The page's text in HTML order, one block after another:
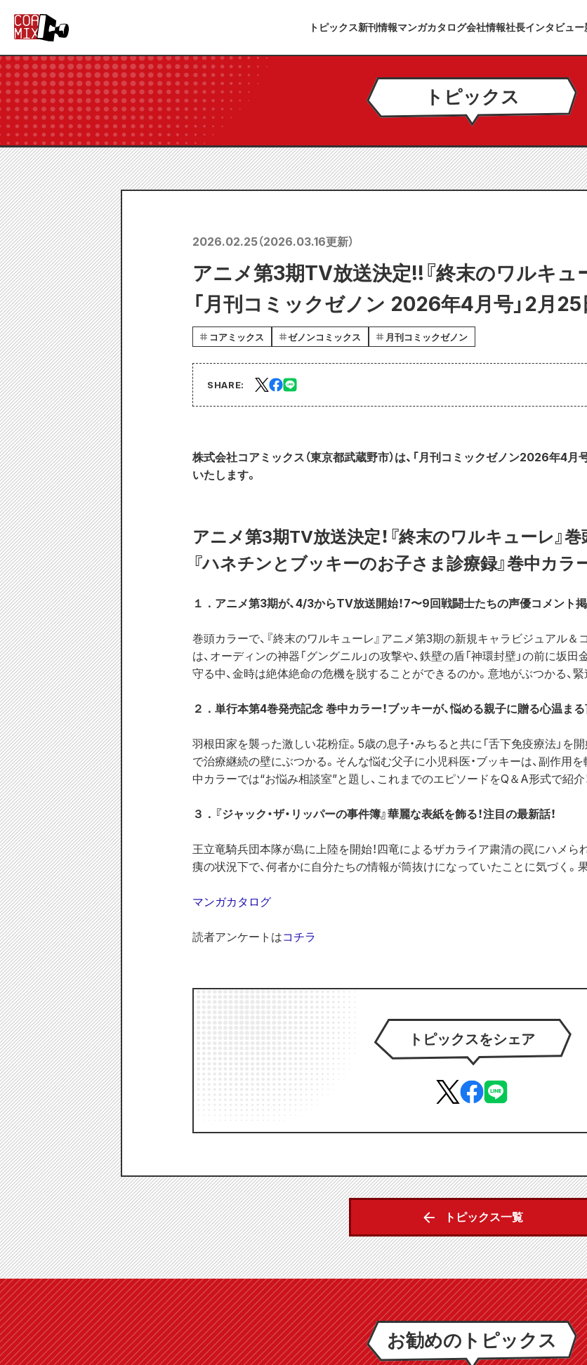
トピックス新刊情報マンガカタログ会社情報社長インタビュー
トピックス
2026.02.25（2026.03.16更新）
アニメ第3期TV放送決定!!『終末のワルキュ
「月刊コミックゼノン 2026年4月号」2月
コアミックス ゼノンコミックス 月刊コミックゼノン
SHARE:
株式会社コアミックス（東京都武蔵野市）は、「月刊コミックゼノン2026年4月
いたします。
アニメ第3期TV放送決定！『終末のワルキューレ』巻
『ハネチンとブッキーのお子さま診療録』巻中カラー
１．アニメ第3期が、4/3からTV放送開始！7〜9回戦闘士たちの声優コメント掲
巻頭カラーで、『終末のワルキューレ』アニメ第3期の新規キャラビジュアル＆
は、オーディンの神器「グングニル」の攻撃や、鉄壁の盾「神環封壁」の前に坂
守る中、金時は絶体絶命の危機を脱することができるのか。意地がぶつかる、
２．単行本第4巻発売記念 巻中カラー！ブッキーが、悩める親子に贈る心温まる
羽根田家を襲った激しい花粉症。5歳の息子・みちると共に「舌下免疫療法」を
で治療継続の壁にぶつかる。そんな悩む父子に小児科医・ブッキーは、副作用
中カラーでは“お悩み相談室”と題し、これまでのエピソードをQ＆A形式で紹介
３．『ジャック・ザ・リッパーの事件簿』華麗な表紙を飾る！注目の最新話！
王立竜騎兵団本隊が島に上陸を開始！四竜によるザカライア粛清の罠にハメら
痍の状況下で、何者かに自分たちの情報が筒抜けになっていたことに気づく。
マンガカタログ
読者アンケートはコチラ
トピックスをシェア
トピックス一覧
お勧めのトピックス